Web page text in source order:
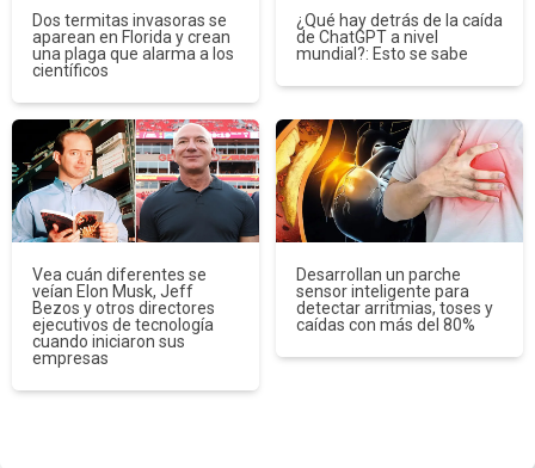
Dos termitas invasoras se
aparean en Florida y crean
una plaga que alarma a los
científicos
¿Qué hay detrás de la caída
de ChatGPT a nivel
mundial?: Esto se sabe
Vea cuán diferentes se
veían Elon Musk, Jeff
Bezos y otros directores
ejecutivos de tecnología
cuando iniciaron sus
empresas
Desarrollan un parche
sensor inteligente para
detectar arritmias, toses y
caídas con más del 80%